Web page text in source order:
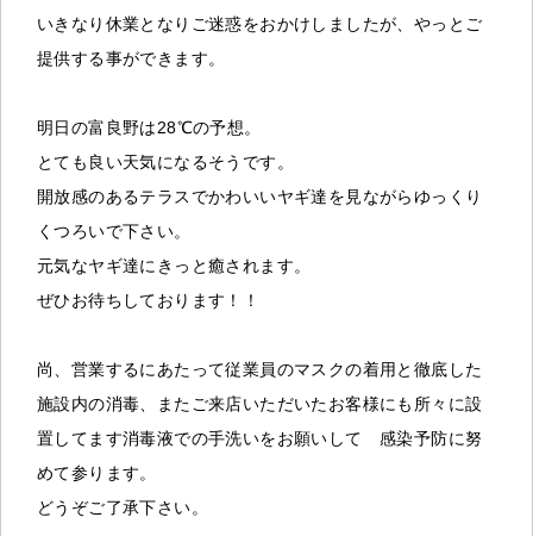
いきなり休業となりご迷惑をおかけしましたが、やっとご
提供する事ができます。
明日の富良野は28℃の予想。
とても良い天気になるそうです。
開放感のあるテラスでかわいいヤギ達を見ながらゆっくり
くつろいで下さい。
元気なヤギ達にきっと癒されます。
ぜひお待ちしております！！
尚、営業するにあたって従業員のマスクの着用と徹底した
施設内の消毒、またご来店いただいたお客様にも所々に設
置してます消毒液での手洗いをお願いして 感染予防に努
めて参ります。
どうぞご了承下さい。